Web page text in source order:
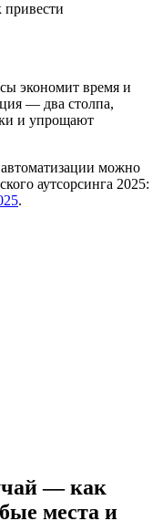
привести
экономит время и
— два столпа,
и упрощают
можно
аутсорсинга 2025:
.
— как
места и